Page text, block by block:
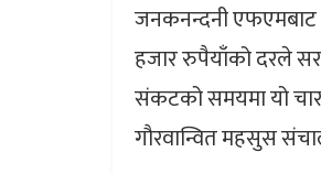
जनकनन्दनी एफएमबाट
हजार रुपैयाँको दरले
संकटको समयमा यो
गौरवान्वित महसुस